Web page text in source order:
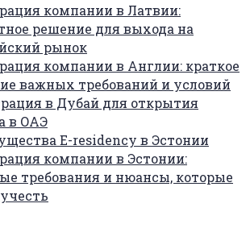
компании в Латвии:
решение для выхода на
рынок
компании в Англии: краткое
важных требований и условий
в Дубай для открытия
в ОАЭ
E-residency в Эстонии
компании в Эстонии:
требования и нюансы, которые